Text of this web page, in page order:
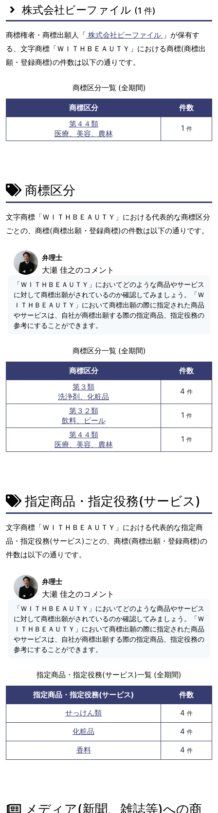
株式会社ビーファイル (1 件)
商標権者・商標出願人「 株式会社ビーファイル 」が保有す
る、文字商標「ＷＩＴＨＢＥＡＵＴＹ」における商標(商標出
願・登録商標)の件数は以下の通りです。
商標区分一覧 (全期間)
商標区分
件数
第４４類
医療、美容、農林
1 件
商標区分
文字商標「ＷＩＴＨＢＥＡＵＴＹ」における代表的な商標区分
ごとの、商標(商標出願・登録商標)の件数は以下の通りです。
弁理士
大瀬 佳之のコメント
「ＷＩＴＨＢＥＡＵＴＹ」においてどのような商品やサービス
に対して商標出願がされているのか確認してみましょう。「Ｗ
ＩＴＨＢＥＡＵＴＹ」において商標出願の際に指定された商品
やサービスは、自社が商標出願する際の指定商品、指定役務の
参考にすることができます。
商標区分一覧 (全期間)
商標区分
件数
第３類
洗浄剤、化粧品
4 件
第３２類
飲料、ビール
1 件
第４４類
医療、美容、農林
1 件
指定商品・指定役務(サービス)
文字商標「ＷＩＴＨＢＥＡＵＴＹ」における代表的な指定商
品・指定役務(サービス)ごとの、商標(商標出願・登録商標)の
件数は以下の通りです。
弁理士
大瀬 佳之のコメント
「ＷＩＴＨＢＥＡＵＴＹ」においてどのような商品やサービス
に対して商標出願がされているのか確認してみましょう。「Ｗ
ＩＴＨＢＥＡＵＴＹ」において商標出願の際に指定された商品
やサービスは、自社が商標出願する際の指定商品、指定役務の
参考にすることができます。
指定商品・指定役務(サービス)一覧 (全期間)
指定商品・指定役務(サービス)
件数
せっけん類
4 件
化粧品 4 件
香料 4 件
メディア(新聞、雑誌等)への商